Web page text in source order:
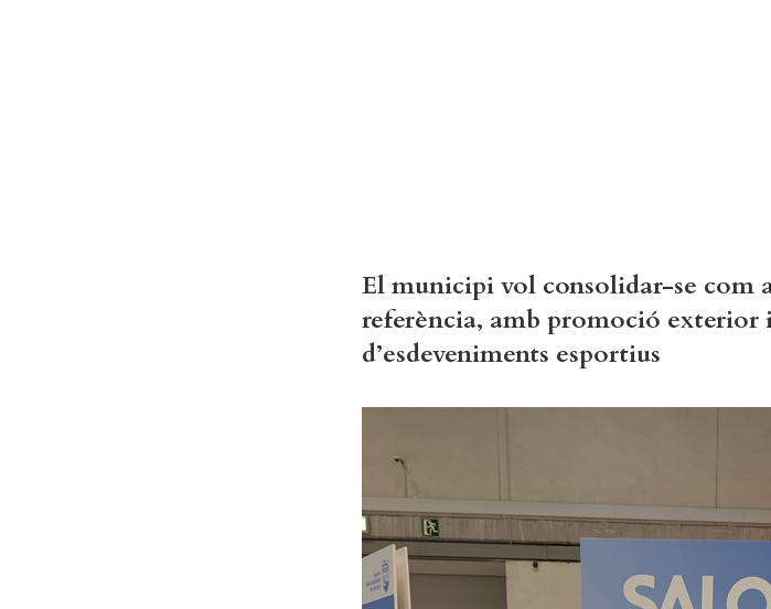
El municipi vol consolidar-se com
referència, amb promoció exterior
d’esdeveniments esportius